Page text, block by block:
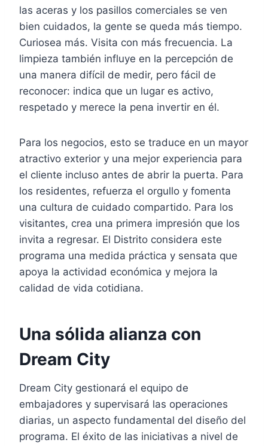
las aceras y los pasillos comerciales se ven
bien cuidados, la gente se queda más tiempo.
Curiosea más. Visita con más frecuencia. La
limpieza también influye en la percepción de
una manera difícil de medir, pero fácil de
reconocer: indica que un lugar es activo,
respetado y merece la pena invertir en él.
Para los negocios, esto se traduce en un mayor
atractivo exterior y una mejor experiencia para
el cliente incluso antes de abrir la puerta. Para
los residentes, refuerza el orgullo y fomenta
una cultura de cuidado compartido. Para los
visitantes, crea una primera impresión que los
invita a regresar. El Distrito considera este
programa una medida práctica y sensata que
apoya la actividad económica y mejora la
calidad de vida cotidiana.
Una sólida alianza con
Dream City
Dream City gestionará el equipo de
embajadores y supervisará las operaciones
diarias, un aspecto fundamental del diseño del
programa. El éxito de las iniciativas a nivel de